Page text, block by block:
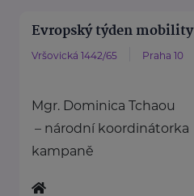
Evropský týden mobility
Vršovická 1442/65 Praha 10
Mgr. Dominica Tchaou
– národní koordinátorka
kampaně